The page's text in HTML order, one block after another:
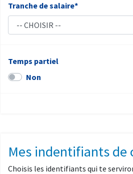
Tranche de salaire*
Temps partiel
Non
Mes indentifiants de
Choisis les identifiants qui te